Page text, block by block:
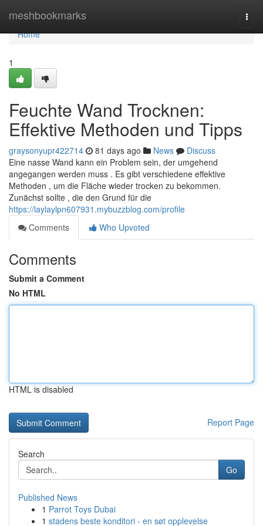
meshbookmarks
Home
Home
1
Feuchte Wand Trocknen:
Effektive Methoden und Tipps
graysonyupr422714 81 days ago News
Discuss
Eine nasse Wand kann ein Problem sein, der umgehend
angegangen werden muss . Es gibt verschiedene effektive
Methoden , um die Fläche wieder trocken zu bekommen.
Zunächst sollte , die den Grund für die
https://laylaylpn607931.mybuzzblog.com/profile
Comments
Who Upvoted
Comments
Submit a Comment
No HTML
HTML is disabled
Report Page
Search
Go
Published News
1 Parrot Toys Dubai
1 stadens beste konditori - en søt opplevelse